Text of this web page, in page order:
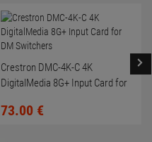
Crestron DMC-4K-C 4K
DigitalMedia 8G+ Input Card for
73.00 €